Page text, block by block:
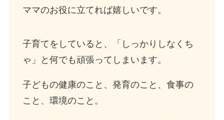
ママのお役に立てれば嬉しいです。
子育てをしていると、「しっかりしなくち
ゃ」と何でも頑張ってしまいます。
子どもの健康のこと、発育のこと、食事の
こと、環境のこと。